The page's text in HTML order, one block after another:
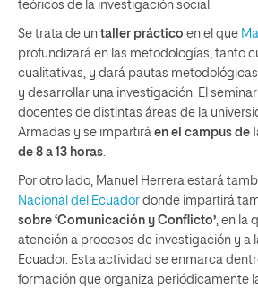
teóricos de la investigación social.
Se trata de un taller práctico en el que
profundizará en las metodologías, tanto
cualitativas, y dará pautas
y desarrollar una investigación. El
docentes de distintas áreas de la
Armadas y se impartirá en el campus de
de 8 a 13 horas.
Por otro lado, Manuel Herrera estará
Nacional del Ecuador donde impartirá
sobre ‘Comunicación y Conflicto’, en la
atención a procesos de investigación y a
Ecuador. Esta actividad se enmarca
formación que organiza periódicamente